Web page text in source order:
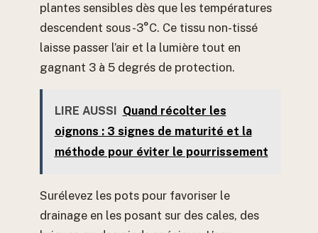
plantes sensibles dès que les températures
descendent sous -3°C. Ce tissu non-tissé
laisse passer l’air et la lumière tout en
gagnant 3 à 5 degrés de protection.
LIRE AUSSI Quand récolter les
oignons : 3 signes de maturité et la
méthode pour éviter le pourrissement
Surélevez les pots pour favoriser le
drainage en les posant sur des cales, des